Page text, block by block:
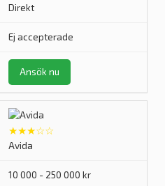
Direkt
Ej accepterade
Ansök nu
★★★☆☆
Avida
10 000 - 250 000 kr